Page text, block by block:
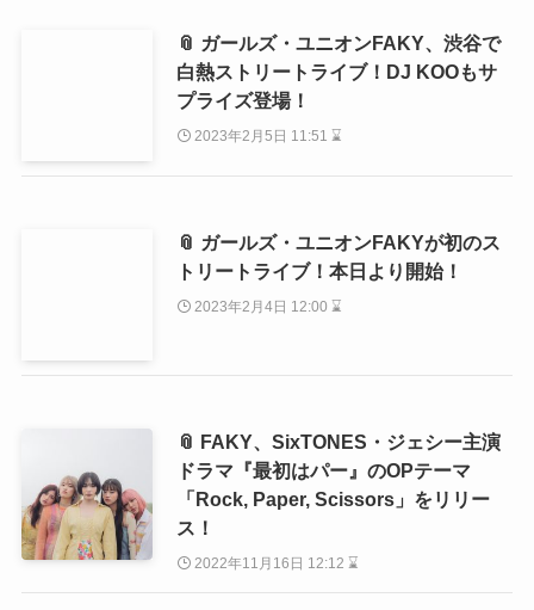
📎 ガールズ・ユニオンFAKY、渋谷で
白熱ストリートライブ！DJ KOOもサ
プライズ登場！
2023年2月5日 11:51 ⌛
📎 ガールズ・ユニオンFAKYが初のス
トリートライブ！本日より開始！
2023年2月4日 12:00 ⌛
📎 FAKY、SixTONES・ジェシー主演
ドラマ『最初はパー』のOPテーマ
「Rock, Paper, Scissors」をリリー
ス！
2022年11月16日 12:12 ⌛